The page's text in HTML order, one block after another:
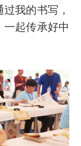
我的书写，
起传承好中